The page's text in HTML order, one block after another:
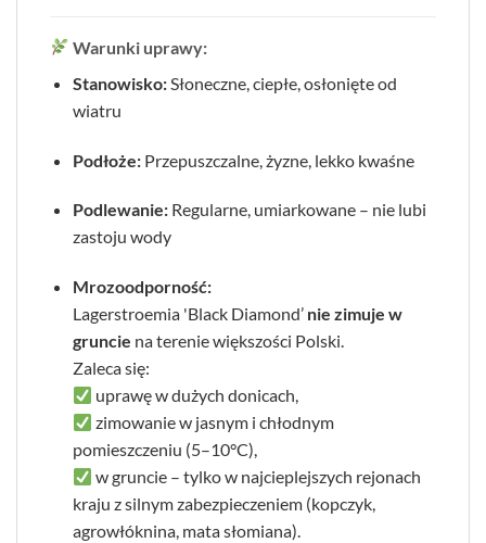
Warunki uprawy:
Stanowisko:Słoneczne, ciepłe, osłonięte od
wiatru
Podłoże:Przepuszczalne, żyzne, lekko kwaśne
Podlewanie:Regularne, umiarkowane – nie lubi
zastoju wody
Mrozoodporność:
Lagerstroemia 'Black Diamond’ nie zimuje w
gruncie na terenie większości Polski.
Zaleca się:
uprawę w dużych donicach,
zimowanie w jasnym i chłodnym
pomieszczeniu (5–10°C),
w gruncie – tylko w najcieplejszych rejonach
kraju z silnym zabezpieczeniem (kopczyk,
agrowłóknina, mata słomiana).